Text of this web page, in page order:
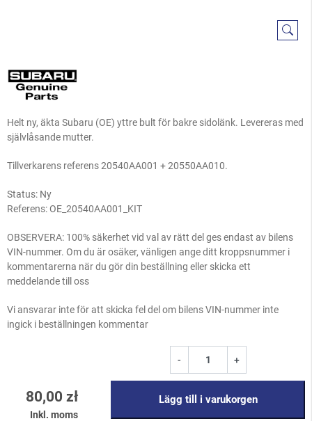
Helt ny, äkta Subaru (OE) yttre bult för bakre sidolänk. Levereras med
självlåsande mutter.
Tillverkarens referens 20540AA001 + 20550AA010.
Status: Ny
Referens:OE_20540AA001_KIT
OBSERVERA: 100% säkerhet vid val av rätt del ges endast av bilens
VIN-nummer. Om du är osäker, vänligen ange ditt kroppsnummer i
kommentarerna när du gör din beställning eller skicka ett
meddelande till oss
Vi ansvarar inte för att skicka fel del om bilens VIN-nummer inte
ingick i beställningen kommentar
80,00 zł
Inkl. moms
- +
Lägg till i varukorgen